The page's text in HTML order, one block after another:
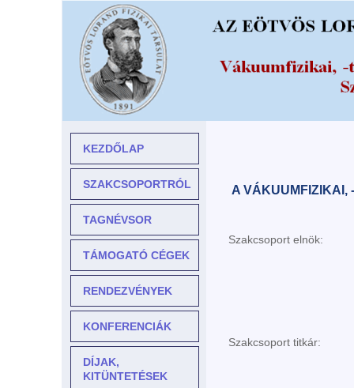
KEZDŐLAP
SZAKCSOPORTRÓL
TAGNÉVSOR
TÁMOGATÓ CÉGEK
RENDEZVÉNYEK
KONFERENCIÁK
DÍJAK,
KITÜNTETÉSEK
A VÁKUUMFIZIKAI,
Szakcsoport elnök:
Szakcsoport titkár: